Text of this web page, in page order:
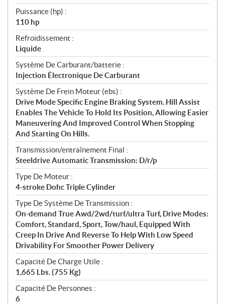
Puissance (hp) :
110 hp
Refroidissement :
Liquide
Système De Carburant/batterie :
Injection Électronique De Carburant
Système De Frein Moteur (ebs) :
Drive Mode Specific Engine Braking System. Hill Assist
Enables The Vehicle To Hold Its Position, Allowing Easier
Maneuvering And Improved Control When Stopping
And Starting On Hills.
Transmission/entraînement Final :
Steeldrive Automatic Transmission: D/r/p
Type De Moteur :
4-stroke Dohc Triple Cylinder
Type De Système De Transmission :
On-demand True Awd/2wd/turf/ultra Turf, Drive Modes:
Comfort, Standard, Sport, Tow/haul, Equipped With
Creep In Drive And Reverse To Help With Low Speed
Drivability For Smoother Power Delivery
Capacité De Charge Utile :
1,665 Lbs. (755 Kg)
Capacité De Personnes :
6